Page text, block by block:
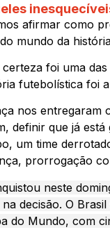
afirmar como
mundo da
foi uma
futebolística foi
nos entregaram
definir que já
um time
prorrogação
neste
decisão. O
do Mundo, com